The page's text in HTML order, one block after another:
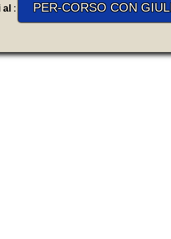
al : PER-CORSO CON